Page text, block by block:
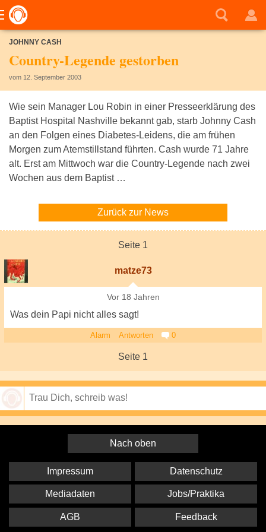
JOHNNY CASH
Country-Legende gestorben
vom 12. September 2003
Wie sein Manager Lou Robin in einer Presseerklärung des
Baptist Hospital Nashville bekannt gab, starb Johnny Cash
an den Folgen eines Diabetes-Leidens, die am frühen
Morgen zum Atemstillstand führten. Cash wurde 71 Jahre
alt. Erst am Mittwoch war die Country-Legende nach zwei
Wochen aus dem Baptist …
Zurück zur News
Seite 1
matze73
Vor 18 Jahren
Was dein Papi nicht alles sagt!
Alarm Antworten 0
Seite 1
Nach oben
Impressum Datenschutz
Mediadaten Jobs/Praktika
AGB Feedback